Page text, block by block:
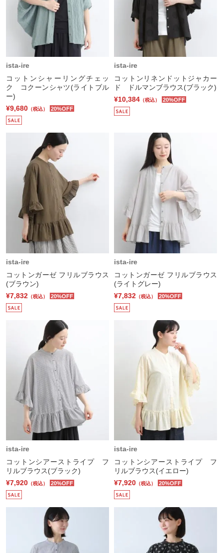
ista-ire
コットンシャーリングチェッ
ク コクーンシャツ(ライトブル
ー)
¥9,680 （税込） 20%OFF
ista-ire
コットンリネンドットジャカー
ド ドルマンブラウス(ブラック)
¥10,384 （税込） 20%OFF
ista-ire
コットンガーゼ フリルブラウス
(ブラウン)
¥7,832 （税込） 20%OFF
ista-ire
コットンガーゼ フリルブラウス
(ライトグレー)
¥7,832 （税込） 20%OFF
ista-ire
コットンシアーストライプ フ
リルブラウス(ブラック)
¥7,920 （税込） 20%OFF
ista-ire
コットンシアーストライプ フ
リルブラウス(イエロー)
¥7,920 （税込） 20%OFF